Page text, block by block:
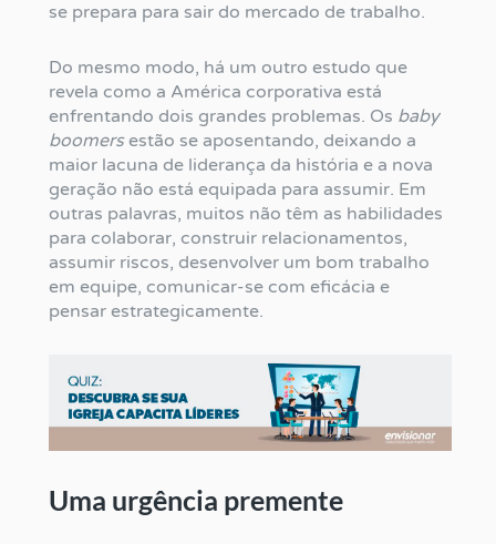
se prepara para sair do mercado de trabalho.
Do mesmo modo, há um outro estudo que
revela como a América corporativa está
enfrentando dois grandes problemas. Os baby
boomersestão se aposentando, deixando a
maior lacuna de liderança da história e a nova
geração não está equipada para assumir. Em
outras palavras, muitos não têm as habilidades
para colaborar, construir relacionamentos,
assumir riscos, desenvolver um bom trabalho
em equipe, comunicar-se com eficácia e
pensar estrategicamente.
Uma urgência premente